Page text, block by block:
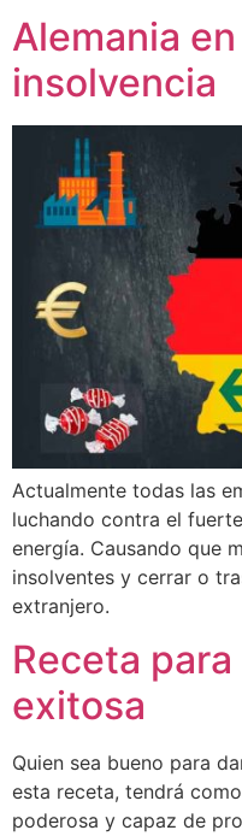
Alemania
insolvencia
Actualmente todas las
luchando contra el
energía. Causando que
insolventes y cerrar o
extranjero.
Receta
exitosa
Quien sea bueno para
esta receta, tendrá
poderosa y capaz de